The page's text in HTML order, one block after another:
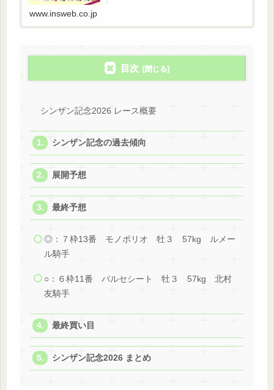
www.insweb.co.jp
目次
シンザン記念2026 レース概要
シンザン記念の過去傾向
展開予想
最終予想
◎：７枠13番 モノポリオ 牡３ 57kg ルメー
ル騎手
○：６枠11番 バルセシート 牡３ 57kg 北村
友騎手
最終買い目
シンザン記念2026 まとめ